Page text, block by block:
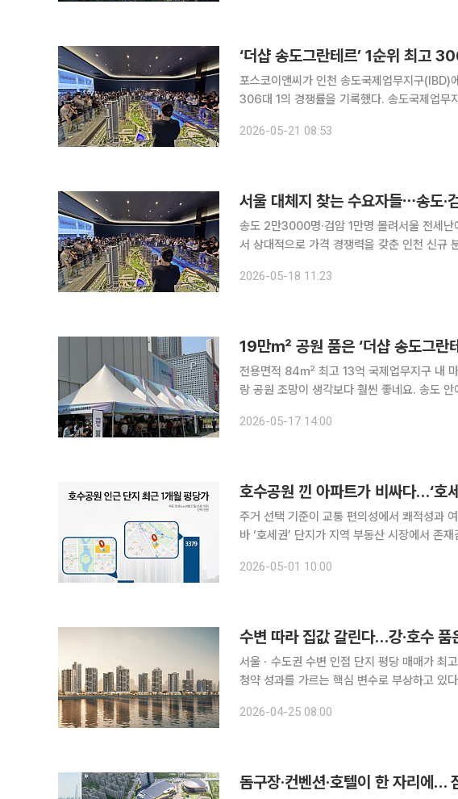
‘더샵 송도그란테르’ 1순위 최고
포스코이앤씨가 인천 송도국제업무지구(IBD)
306대 1의 경쟁률을 기록했다. 송도국제업무
홈에 따르면 전날 진행된 ‘더샵 송도그란테르’
2026-05-21 08:53
서울 대체지 찾는 수요자들⋯송도·
송도 2만3000명·검암 1만명 몰려서울 전세난에 인천 신축 관심↑ 서
서 상대적으로 가격 경쟁력을 갖춘 인천 신규
문객이 대거 몰리며 수도권 분양시장 양극화 흐
2026-05-18 11:23
전용면적 84㎡ 최고 13억 국제업무지구 내 마지막
랑 공원 조망이 생각보다 훨씬 좋네요. 송도
열고 본격적인 분양에 나섰다. 인천 연수구 송
2026-05-17 14:00
호수공원 낀 아파트가 비싸다…‘호
주거 선택 기준이 교통 편의성에서 쾌적성과
바 ‘호세권’ 단지가 지역 부동산 시장에서 존
2026-05-01 10:00
수변 따라 집값 갈린다…강·호수 품
서울ㆍ수도권 수변 인접 단지 평당 매매가 최고 수변과 맞닿은 입지가 수도권 주택 시장에서 가격과
청약 성과를 가르는 핵심 변수로 부상하고 있
매가격이 가장 높은 단지는 지역별로 뚜렷한 공
2026-04-25 08:00